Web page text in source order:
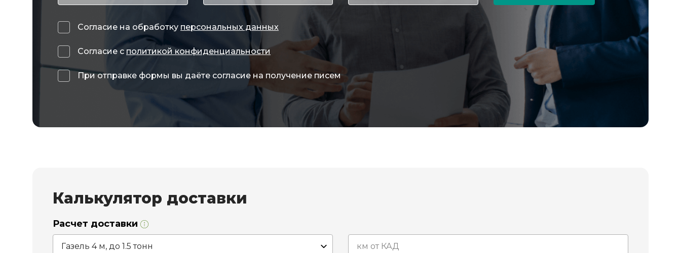
Согласие на обработку персональных данных
Согласие с политикой конфиденциальности
При отправке формы вы даёте согласие на получение писем
Калькулятор доставки
Расчет доставки